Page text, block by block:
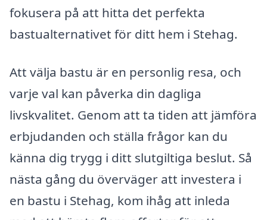
fokusera på att hitta det perfekta
bastualternativet för ditt hem i Stehag.
Att välja bastu är en personlig resa, och
varje val kan påverka din dagliga
livskvalitet. Genom att ta tiden att jämföra
erbjudanden och ställa frågor kan du
känna dig trygg i ditt slutgiltiga beslut. Så
nästa gång du överväger att investera i
en bastu i Stehag, kom ihåg att inleda